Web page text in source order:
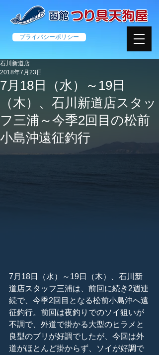
プライバシーポリシー
7月18日（水）～19日
（木）、石川新道店スタッ
フ三浦～今季2回目の松前
小島沖遠征釣行
石川新道店
2018年7月23日
7月18日（水）～19日（木）、石川新
道店スタッフ三浦は、前回に続き2週連
続で、今季2回目となる松前小島沖へ遠
征釣行。前回は夜釣りでのソイ狙いが
不調で、外道で掛かる大型のヒラメと
良型のブリが好調でしたが、今回は外
道がほとんど掛からず、ソイが好調で